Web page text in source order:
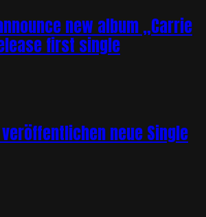
new album „Carrie
first single
veröffentlichen neue Single